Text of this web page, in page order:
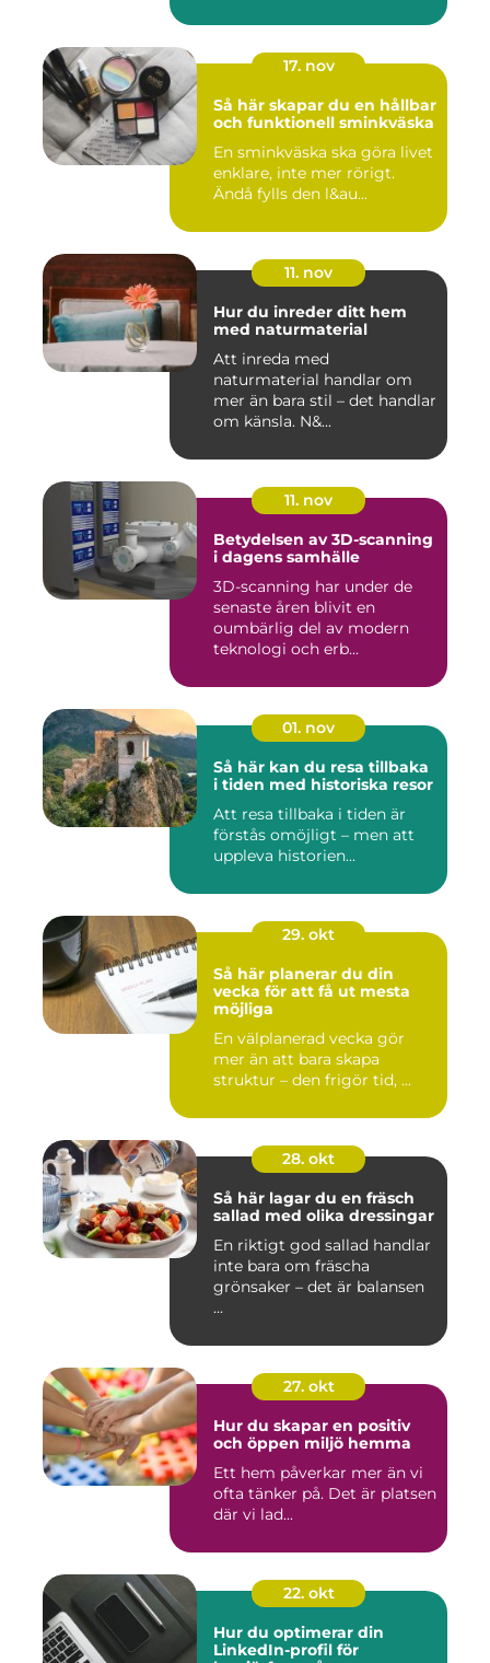
17. nov
Så här skapar du en hållbar
och funktionell sminkväska
En sminkväska ska göra livet
enklare, inte mer rörigt.
Ändå fylls den l&au...
11. nov
Hur du inreder ditt hem
med naturmaterial
Att inreda med
naturmaterial handlar om
mer än bara stil – det handlar
om känsla. N&...
11. nov
Betydelsen av 3D-scanning
i dagens samhälle
3D-scanning har under de
senaste åren blivit en
oumbärlig del av modern
teknologi och erb...
01. nov
Så här kan du resa tillbaka
i tiden med historiska resor
Att resa tillbaka i tiden är
förstås omöjligt – men att
uppleva historien...
29. okt
Så här planerar du din
vecka för att få ut mesta
möjliga
En välplanerad vecka gör
mer än att bara skapa
struktur – den frigör tid, ...
28. okt
Så här lagar du en fräsch
sallad med olika dressingar
En riktigt god sallad handlar
inte bara om fräscha
grönsaker – det är balansen
...
27. okt
Hur du skapar en positiv
och öppen miljö hemma
Ett hem påverkar mer än vi
ofta tänker på. Det är platsen
där vi lad...
22. okt
Hur du optimerar din
LinkedIn-profil för